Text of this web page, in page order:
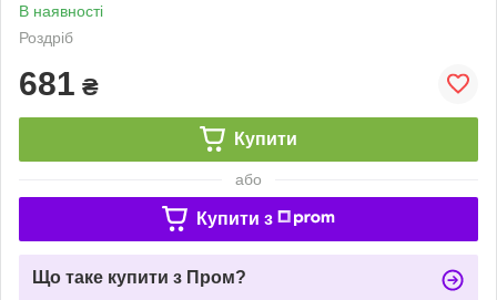
В наявності
Роздріб
681 ₴
Купити
або
Купити з
Що таке купити з Пром?